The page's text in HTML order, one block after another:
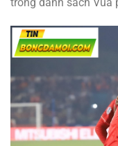
trong danh sách Vua